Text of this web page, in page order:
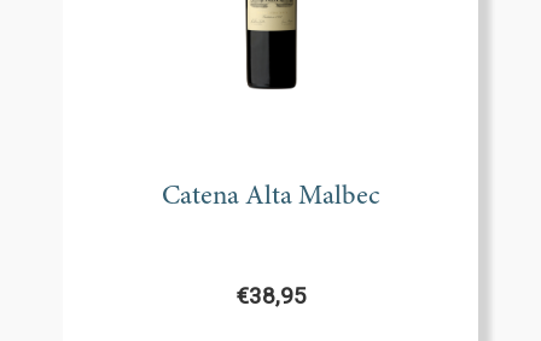
Catena Alta Malbec
€38,95